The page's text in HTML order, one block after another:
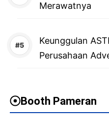
Merawatnya
Keunggulan
Perusahaan
Booth Pameran